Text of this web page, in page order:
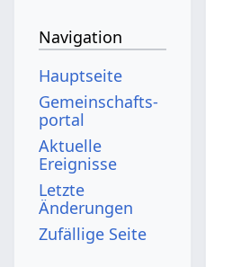
Navigation
Hauptseite
Gemeinschafts­
portal
Aktuelle
Ereignisse
Letzte
Änderungen
Zufällige Seite